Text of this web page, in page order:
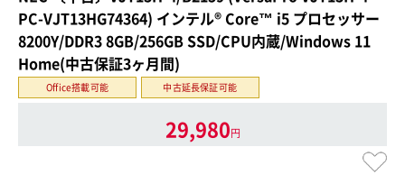
PC-VJT13HG74364) インテル® Core™ i5 プロセッサー
8200Y/DDR3 8GB/256GB SSD/CPU内蔵/Windows 11
Home(中古保証3ヶ月間)
Office搭載可能 中古延長保証可能
29,980円